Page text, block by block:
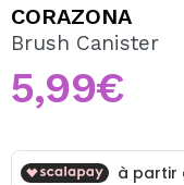
En créant un compte
effectuer vos achats
commandes et
CORAZONA
Brush Canister
5,99€